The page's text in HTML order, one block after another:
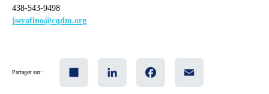
438-543-9498
jserafino@cqdm.org
Partager sur :